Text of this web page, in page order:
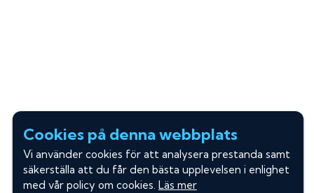
Cookies på denna webbplats
Vi använder cookies för att analysera prestanda samt
säkerställa att du får den bästa upplevelsen i enlighet
med vår policy om cookies. Läs mer